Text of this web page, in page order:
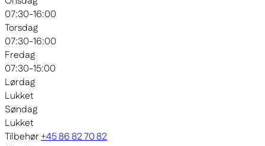
07:30-16:00
Torsdag
07:30-16:00
Fredag
07:30-15:00
Lørdag
Lukket
Søndag
Lukket
Tilbehør+45 86 82 70 82